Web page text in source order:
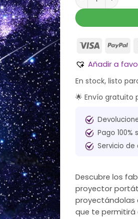
Añadir a
En stock, listo
🌟 Envío gratuito
Pago 100%
Servicio
Descubre los
proyector
proyectándolas
que te